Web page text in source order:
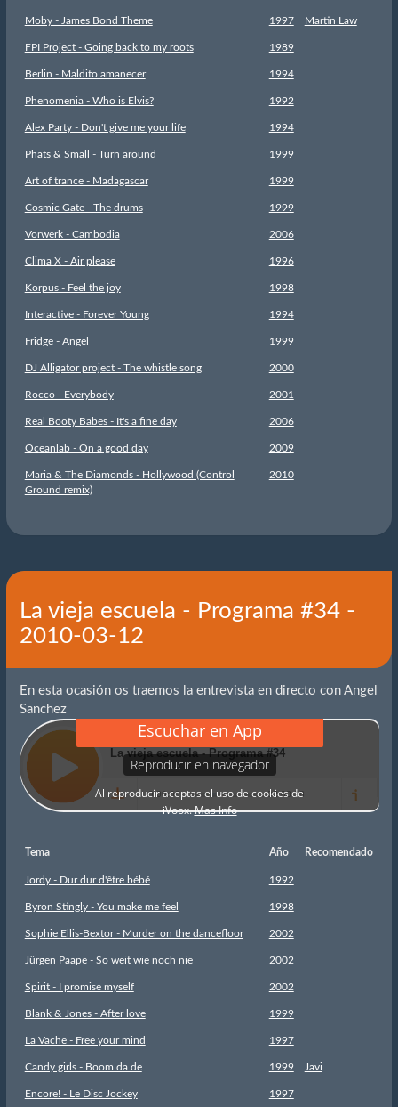
Moby - James Bond Theme 1997 Martin Law
FPI Project - Going back to my roots 1989
Berlin - Maldito amanecer 1994
Phenomenia - Who is Elvis? 1992
Alex Party - Don't give me your life 1994
Phats & Small - Turn around 1999
Art of trance - Madagascar 1999
Cosmic Gate - The drums 1999
Vorwerk - Cambodia 2006
Clima X - Air please 1996
Korpus - Feel the joy 1998
Interactive - Forever Young 1994
Fridge - Angel 1999
DJ Alligator project - The whistle song 2000
Rocco - Everybody 2001
Real Booty Babes - It's a fine day 2006
Oceanlab - On a good day 2009
Maria & The Diamonds - Hollywood (Control
Ground remix)
2010
La vieja escuela - Programa #34 -
2010-03-12
En esta ocasión os traemos la entrevista en directo con Angel
Sanchez
Tema Año Recomendado
Jordy - Dur dur d'être bébé 1992
Byron Stingly - You make me feel 1998
Sophie Ellis-Bextor - Murder on the dancefloor 2002
Jürgen Paape - So weit wie noch nie 2002
Spirit - I promise myself 2002
Blank & Jones - After love 1999
La Vache - Free your mind 1997
Candy girls - Boom da de 1999 Javi
Encore! - Le Disc Jockey 1997